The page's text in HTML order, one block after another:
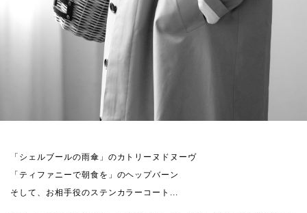
「シェルブールの雨傘」のカトリーヌドヌーヴ
「ティファニーで朝食を」のヘップバーン
そして、お相手役のステンカラーコート...